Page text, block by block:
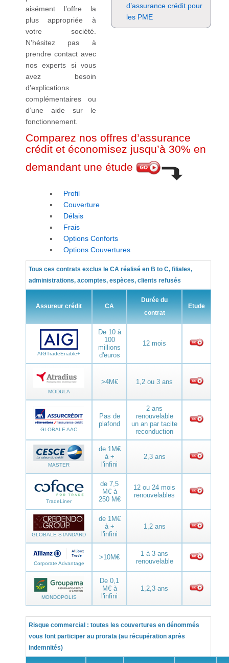
aisément l’offre la
plus appropriée à
votre société.
N’hésitez pas à
prendre contact avec
nos experts si vous
avez besoin
d’explications
complémentaires ou
d’une aide sur le
fonctionnement.
d’assurance crédit pour
les PME
Comparez nos offres d’assurance
crédit et économisez jusqu’à 30% en
demandant une étude
Profil
Couverture
Délais
Frais
Options Conforts
Options Couvertures
Tous ces contrats exclus le CA réalisé en B to C, filiales,
administrations, acomptes, espèces, clients refusés
Assureur crédit CA
Durée du
contrat
Etude
AIGTradeEnable+
De 10 à
100
millions
d'euros
12 mois
MODULA
>4M€ 1,2 ou 3 ans
GLOBALE AAC
Pas de
plafond
2 ans
renouvelable
un an par tacite
reconduction
MASTER
de 1M€
à +
l'infini
2,3 ans
TradeLiner
de 7,5
M€ à
250 M€
12 ou 24 mois
renouvelables
GLOBALE STANDARD
de 1M€
à +
l'infini
1,2 ans
Corporate Advantage
>10M€
1 à 3 ans
renouvelable
MONDOPOLIS
De 0,1
M€ à
l'infini
1,2,3 ans
Risque commercial : toutes les couvertures en dénommés
vous font participer au prorata (au récupération après
indemnités)